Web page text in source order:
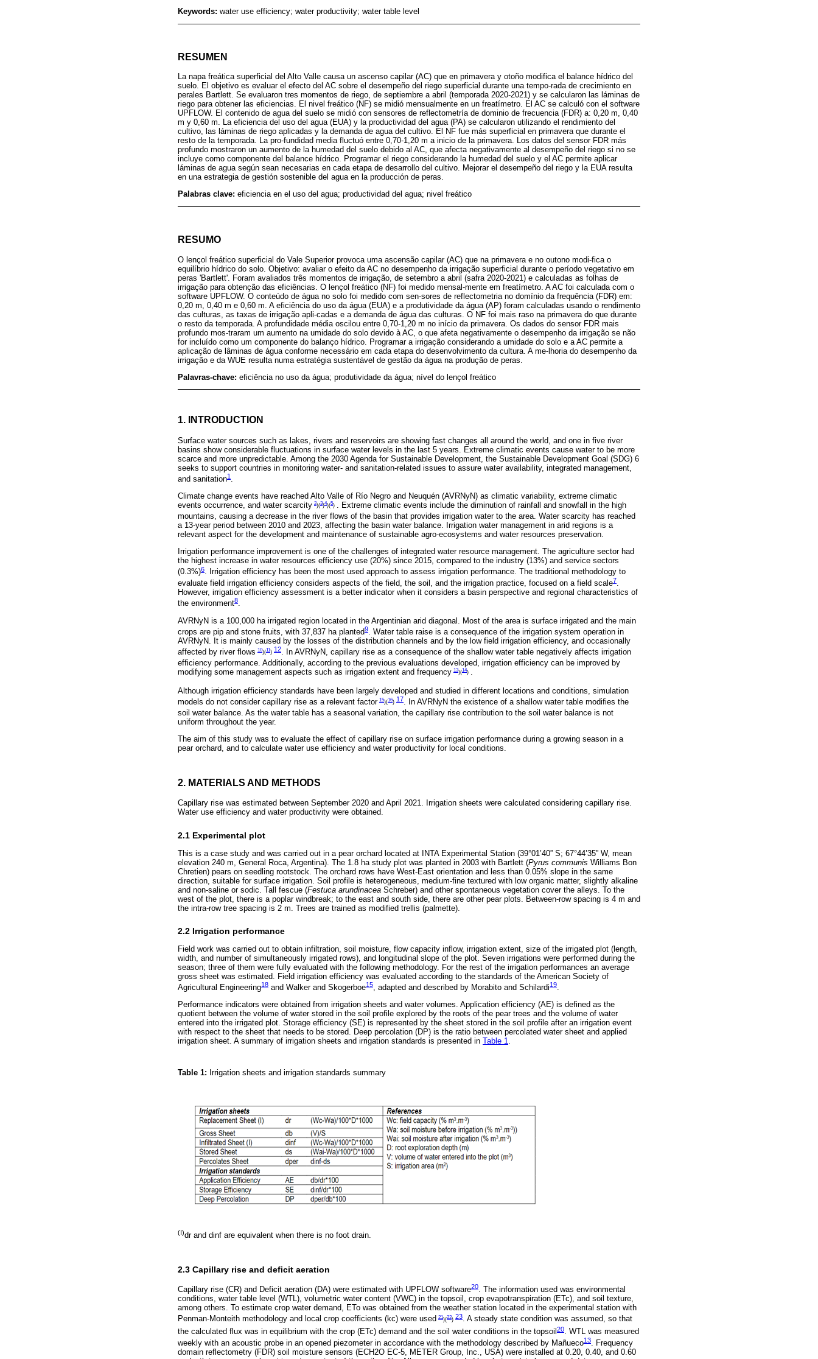
Keywords: water use efficiency; water productivity; water table level
RESUMEN
La napa freática superficial del Alto Valle causa un ascenso capilar (AC) que en primavera y otoño modifica el balance hídrico del
suelo. El objetivo es evaluar el efecto del AC sobre el desempeño del riego superficial durante una tempo-rada de crecimiento en
perales Bartlett. Se evaluaron tres momentos de riego, de septiembre a abril (temporada 2020-2021) y se calcularon las láminas de
riego para obtener las eficiencias. El nivel freático (NF) se midió mensualmente en un freatímetro. El AC se calculó con el software
UPFLOW. El contenido de agua del suelo se midió con sensores de reflectometría de dominio de frecuencia (FDR) a: 0,20 m, 0,40
m y 0,60 m. La eficiencia del uso del agua (EUA) y la productividad del agua (PA) se calcularon utilizando el rendimiento del
cultivo, las láminas de riego aplicadas y la demanda de agua del cultivo. El NF fue más superficial en primavera que durante el
resto de la temporada. La pro-fundidad media fluctuó entre 0,70-1,20 m a inicio de la primavera. Los datos del sensor FDR más
profundo mostraron un aumento de la humedad del suelo debido al AC, que afecta negativamente al desempeño del riego si no se
incluye como componente del balance hídrico. Programar el riego considerando la humedad del suelo y el AC permite aplicar
láminas de agua según sean necesarias en cada etapa de desarrollo del cultivo. Mejorar el desempeño del riego y la EUA resulta
en una estrategia de gestión sostenible del agua en la producción de peras.
Palabras clave: eficiencia en el uso del agua; productividad del agua; nivel freático
RESUMO
O lençol freático superficial do Vale Superior provoca uma ascensão capilar (AC) que na primavera e no outono modi-fica o
equilíbrio hídrico do solo. Objetivo: avaliar o efeito da AC no desempenho da irrigação superficial durante o período vegetativo em
peras 'Bartlett'. Foram avaliados três momentos de irrigação, de setembro a abril (safra 2020-2021) e calculadas as folhas de
irrigação para obtenção das eficiências. O lençol freático (NF) foi medido mensal-mente em freatímetro. A AC foi calculada com o
software UPFLOW. O conteúdo de água no solo foi medido com sen-sores de reflectometria no domínio da frequência (FDR) em:
0,20 m, 0,40 m e 0,60 m. A eficiência do uso da água (EUA) e a produtividade da água (AP) foram calculadas usando o rendimento
das culturas, as taxas de irrigação apli-cadas e a demanda de água das culturas. O NF foi mais raso na primavera do que durante
o resto da temporada. A profundidade média oscilou entre 0,70-1,20 m no início da primavera. Os dados do sensor FDR mais
profundo mos-traram um aumento na umidade do solo devido à AC, o que afeta negativamente o desempenho da irrigação se não
for incluído como um componente do balanço hídrico. Programar a irrigação considerando a umidade do solo e a AC permite a
aplicação de lâminas de água conforme necessário em cada etapa do desenvolvimento da cultura. A me-lhoria do desempenho da
irrigação e da WUE resulta numa estratégia sustentável de gestão da água na produção de peras.
Palavras-chave: eficiência no uso da água; produtividade da água; nível do lençol freático
1. INTRODUCTION
Surface water sources such as lakes, rivers and reservoirs are showing fast changes all around the world, and one in five river
basins show considerable fluctuations in surface water levels in the last 5 years. Extreme climatic events cause water to be more
scarce and more unpredictable. Among the 2030 Agenda for Sustainable Development, the Sustainable Development Goal (SDG) 6
seeks to support countries in monitoring water- and sanitation-related issues to assure water availability, integrated management,
and sanitation1 .
Climate change events have reached Alto Valle of Río Negro and Neuquén (AVRNyN) as climatic variability, extreme climatic
events occurrence, and water scarcity 2)(3)4)(5) . Extreme climatic events include the diminution of rainfall and snowfall in the high
mountains, causing a decrease in the river flows of the basin that provides irrigation water to the area. Water scarcity has reached
a 13-year period between 2010 and 2023, affecting the basin water balance. Irrigation water management in arid regions is a
relevant aspect for the development and maintenance of sustainable agro-ecosystems and water resources preservation.
Irrigation performance improvement is one of the challenges of integrated water resource management. The agriculture sector had
the highest increase in water resources efficiency use (20%) since 2015, compared to the industry (13%) and service sectors
(0.3%)6. Irrigation efficiency has been the most used approach to assess irrigation performance. The traditional methodology to
evaluate field irrigation efficiency considers aspects of the field, the soil, and the irrigation practice, focused on a field scale7
However, irrigation efficiency assessment is a better indicator when it considers a basin perspective and regional characteristics of
the environment8.
AVRNyN is a 100,000 ha irrigated region located in the Argentinian arid diagonal. Most of the area is surface irrigated and the main
crops are pip and stone fruits, with 37,837 ha planted9
. Water table raise is a consequence of the irrigation system operation in
AVRNyN. It is mainly caused by the losses of the distribution channels and by the low field irrigation efficiency, and occasionally
affected by river flows 10)(11) 12. In AVRNyN, capillary rise as a consequence of the shallow water table negatively affects irrigation
efficiency performance. Additionally, according to the previous evaluations developed, irrigation efficiency can be improved by
modifying some management aspects such as irrigation extent and frequency 13)(14) .
Although irrigation efficiency standards have been largely developed and studied in different locations and conditions, simulation
models do not consider capillary rise as a relevant factor 15)(16) 17. In AVRNyN the existence of a shallow water table modifies the
soil water balance. As the water table has a seasonal variation, the capillary rise contribution to the soil water balance is not
uniform throughout the year.
The aim of this study was to evaluate the effect of capillary rise on surface irrigation performance during a growing season in a
pear orchard, and to calculate water use efficiency and water productivity for local conditions.
2. MATERIALS AND METHODS
Capillary rise was estimated between September 2020 and April 2021. Irrigation sheets were calculated considering capillary rise.
Water use efficiency and water productivity were obtained.
2.1 Experimental plot
This is a case study and was carried out in a pear orchard located at INTA Experimental Station (39°01’40” S; 67°44’35” W, mean
elevation 240 m, General Roca, Argentina). The 1.8 ha study plot was planted in 2003 with Bartlett (Pyrus communis Williams Bon
Chretien) pears on seedling rootstock. The orchard rows have West-East orientation and less than 0.05% slope in the same
direction, suitable for surface irrigation. Soil profile is heterogeneous, medium-fine textured with low organic matter, slightly alkaline
and non-saline or sodic. Tall fescue (Festuca arundinacea Schreber) and other spontaneous vegetation cover the alleys. To the
west of the plot, there is a poplar windbreak; to the east and south side, there are other pear plots. Between-row spacing is 4 m and
the intra-row tree spacing is 2 m. Trees are trained as modified trellis (palmette).
2.2 Irrigation performance
Field work was carried out to obtain infiltration, soil moisture, flow capacity inflow, irrigation extent, size of the irrigated plot (length,
width, and number of simultaneously irrigated rows), and longitudinal slope of the plot. Seven irrigations were performed during the
season; three of them were fully evaluated with the following methodology. For the rest of the irrigation performances an average
gross sheet was estimated. Field irrigation efficiency was evaluated according to the standards of the American Society of
Agricultural Engineering18 and Walker and Skogerboe15, adapted and described by Morabito and Schilardi19.
Performance indicators were obtained from irrigation sheets and water volumes. Application efficiency (AE) is defined as the
quotient between the volume of water stored in the soil profile explored by the roots of the pear trees and the volume of water
entered into the irrigated plot. Storage efficiency (SE) is represented by the sheet stored in the soil profile after an irrigation event
with respect to the sheet that needs to be stored. Deep percolation (DP) is the ratio between percolated water sheet and applied
irrigation sheet. A summary of irrigation sheets and irrigation standards is presented in Table 1.
Table 1: Irrigation sheets and irrigation standards summary
(I)dr and dinf are equivalent when there is no foot drain.
2.3 Capillary rise and deficit aeration
Capillary rise (CR) and Deficit aeration (DA) were estimated with UPFLOW software20. The information used was environmental
conditions, water table level (WTL), volumetric water content (VWC) in the topsoil, crop evapotranspiration (ETc), and soil texture,
among others. To estimate crop water demand, ETo was obtained from the weather station located in the experimental station with
Penman-Monteith methodology and local crop coefficients (kc) were used 21)(22) 23. A steady state condition was assumed, so that
the calculated flux was in equilibrium with the crop (ETc) demand and the soil water conditions in the topsoil 20. WTL was measured
weekly with an acoustic probe in an opened piezometer in accordance with the methodology described by Mañueco13. Frequency
domain reflectometry (FDR) soil moisture sensors (ECH2O EC-5, METER Group, Inc., USA) were installed at 0.20, 0.40, and 0.60